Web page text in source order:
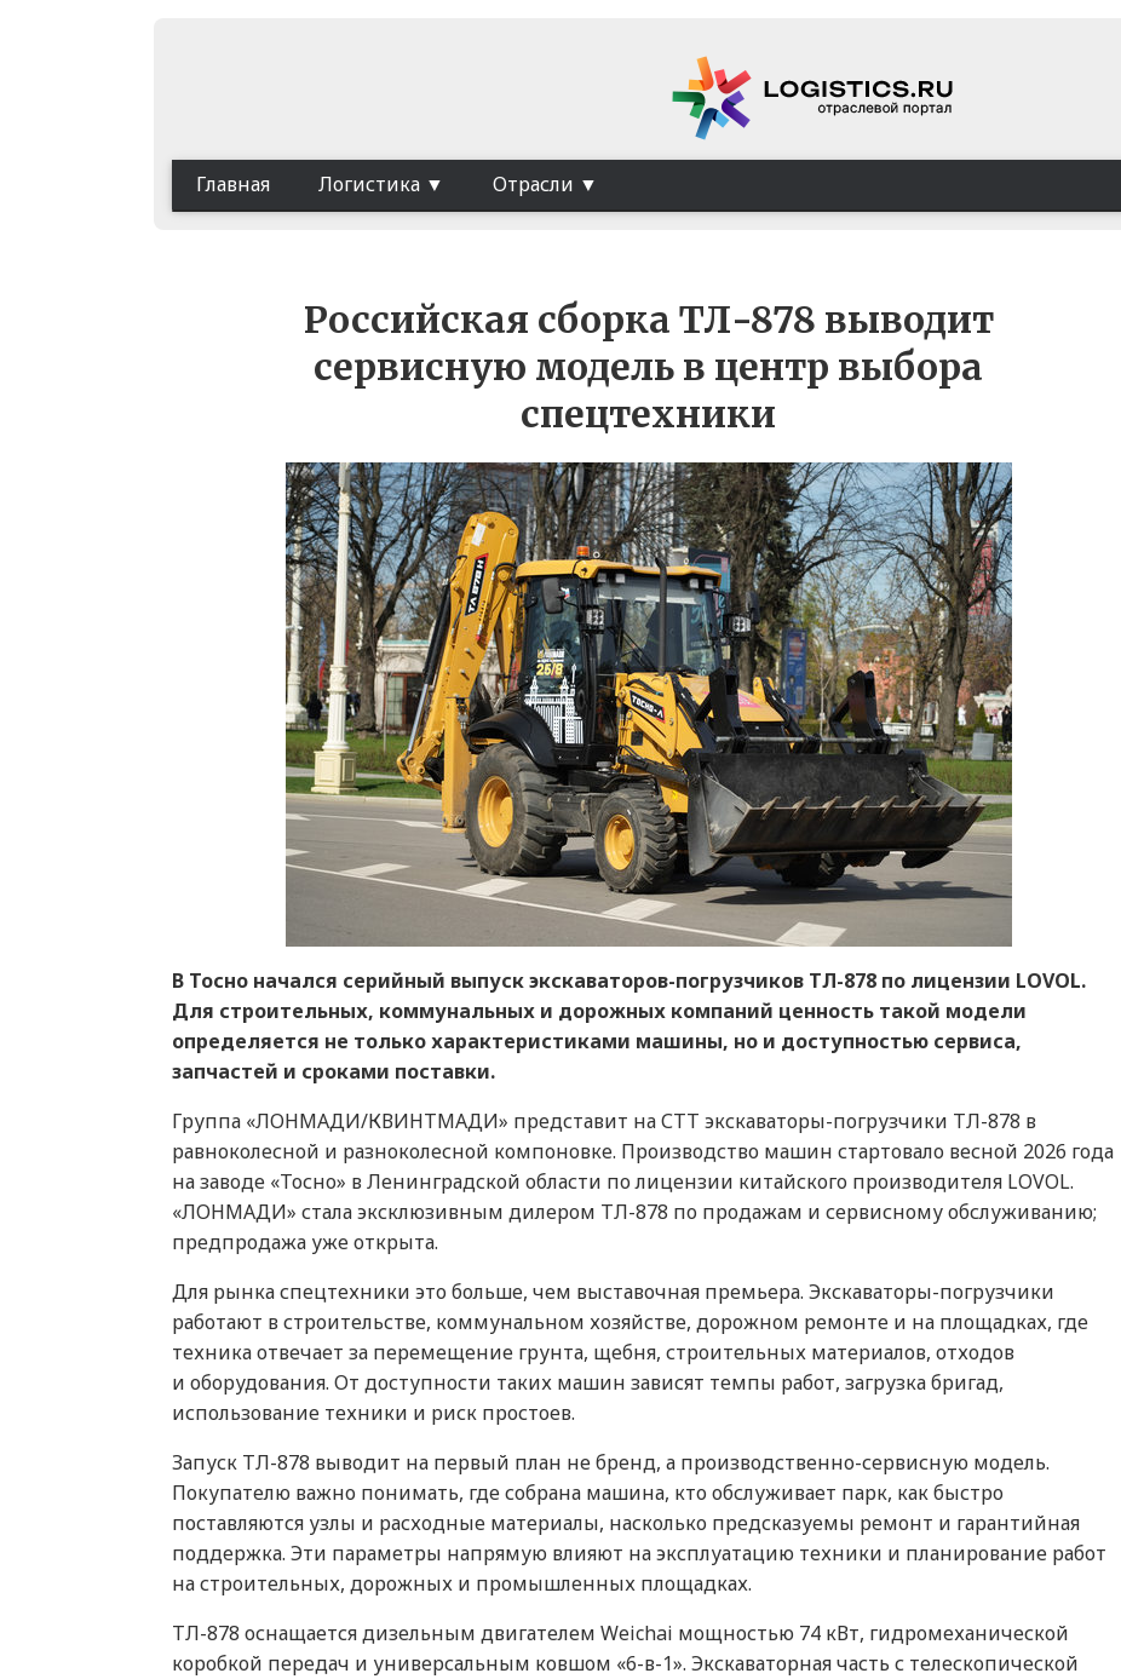
Главная Логистика Отрасли
Российская сборка ТЛ-878 выводит
сервисную модель в центр выбора
спецтехники
В Тосно начался серийный выпуск экскаваторов-погрузчиков ТЛ-878 по лицензии LOVOL.
Для строительных, коммунальных и дорожных компаний ценность такой модели
определяется не только характеристиками машины, но и доступностью сервиса,
запчастей и сроками поставки.
Группа «ЛОНМАДИ/КВИНТМАДИ» представит на СТТ экскаваторы-погрузчики ТЛ-878 в
равноколесной и разноколесной компоновке. Производство машин стартовало весной 2026 года
на заводе «Тосно» в Ленинградской области по лицензии китайского производителя LOVOL.
«ЛОНМАДИ» стала эксклюзивным дилером ТЛ-878 по продажам и сервисному обслуживанию;
предпродажа уже открыта.
Для рынка спецтехники это больше, чем выставочная премьера. Экскаваторы-погрузчики
работают в строительстве, коммунальном хозяйстве, дорожном ремонте и на площадках, где
техника отвечает за перемещение грунта, щебня, строительных материалов, отходов
и оборудования. От доступности таких машин зависят темпы работ, загрузка бригад,
использование техники и риск простоев.
Запуск ТЛ-878 выводит на первый план не бренд, а производственно-сервисную модель.
Покупателю важно понимать, где собрана машина, кто обслуживает парк, как быстро
поставляются узлы и расходные материалы, насколько предсказуемы ремонт и гарантийная
поддержка. Эти параметры напрямую влияют на эксплуатацию техники и планирование работ
на строительных, дорожных и промышленных площадках.
ТЛ-878 оснащается дизельным двигателем Weichai мощностью 74 кВт, гидромеханической
коробкой передач и универсальным ковшом «6-в-1». Экскаваторная часть с телескопической